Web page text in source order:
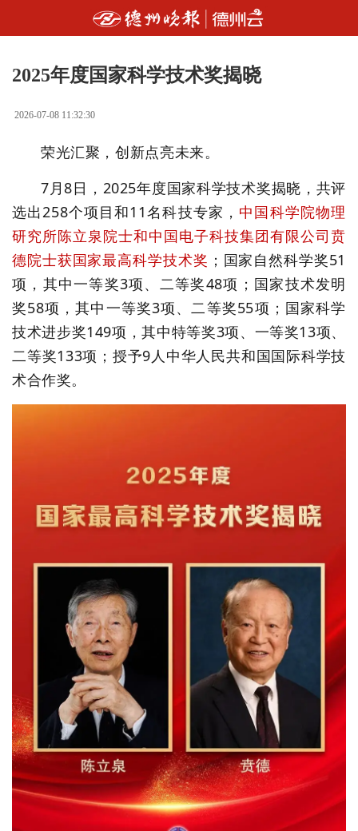
2025年度国家科学技术奖揭晓
2026-07-08 11:32:30
荣光汇聚，创新点亮未来。
7月8日，2025年度国家科学技术奖揭晓，共评
选出258个项目和11名科技专家， 中国科学院物理
研究所陈立泉院士和中国电子科技集团有限公司贲
德院士获国家最高科学技术奖 ；国家自然科学奖51
项，其中一等奖3项、二等奖48项；国家技术发明
奖58项，其中一等奖3项、二等奖55项；国家科学
技术进步奖149项，其中特等奖3项、一等奖13项、
二等奖133项；授予9人中华人民共和国国际科学技
术合作奖。